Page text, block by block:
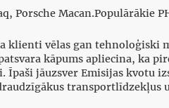
Porsche Macan.Populārākie
klienti vēlas gan tehnoloģiski
kāpums apliecina, ka
jāuzsver Emisijas kvotu
transportlīdzekļus